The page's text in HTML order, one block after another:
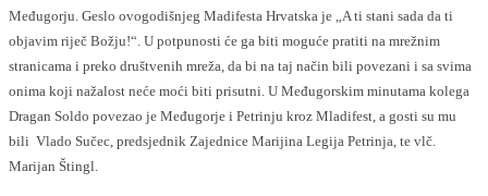
Međugorju. Geslo ovogodišnjeg Madifesta Hrvatska je „A ti stani sada da ti
objavim riječ Božju!“. U potpunosti će ga biti moguće pratiti na mrežnim
stranicama i preko društvenih mreža, da bi na taj način bili povezani i sa svima
onima koji nažalost neće moći biti prisutni. U Međugorskim minutama kolega
Dragan Soldo povezao je Međugorje i Petrinju kroz Mladifest, a gosti su mu
bili Vlado Sučec, predsjednik Zajednice Marijina Legija Petrinja, te vlč.
Marijan Štingl.